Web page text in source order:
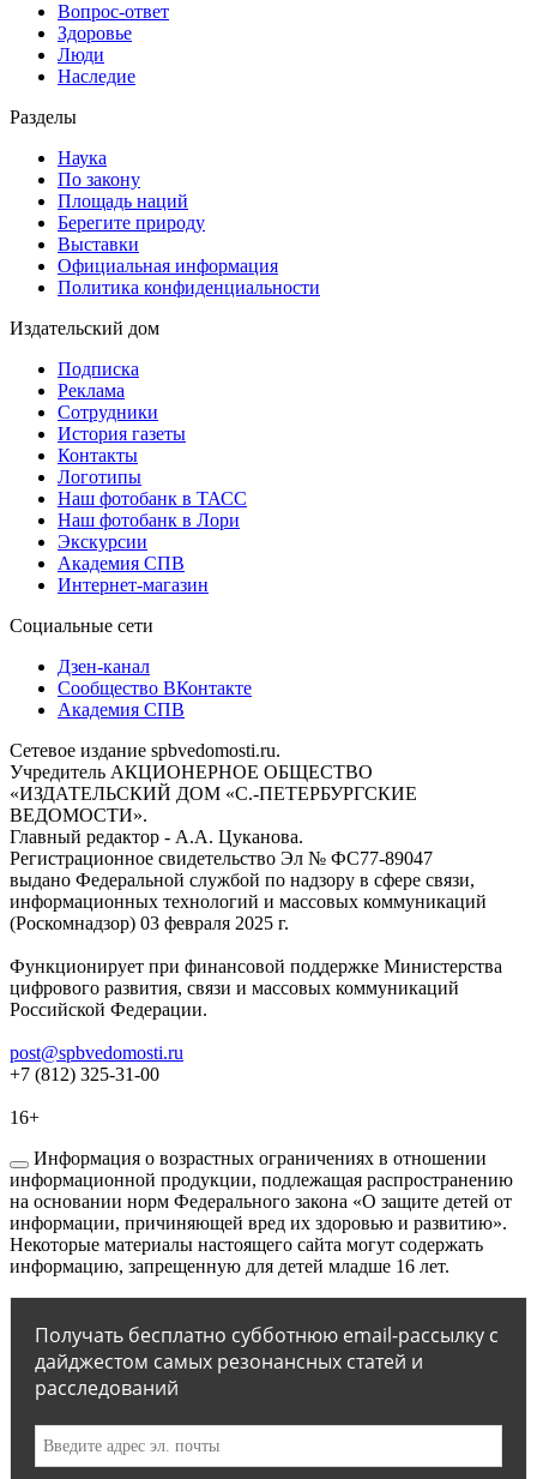
Вопрос-ответ
Здоровье
Люди
Наследие
Разделы
Наука
По закону
Площадь наций
Берегите природу
Выставки
Официальная информация
Политика конфиденциальности
Издательский дом
Подписка
Реклама
Сотрудники
История газеты
Контакты
Логотипы
Наш фотобанк в ТАСС
Наш фотобанк в Лори
Экскурсии
Академия СПВ
Интернет-магазин
Социальные сети
Дзен-канал
Сообщество ВКонтакте
Академия СПВ
Сетевое издание spbvedomosti.ru.
Учредитель АКЦИОНЕРНОЕ ОБЩЕСТВО
«ИЗДАТЕЛЬСКИЙ ДОМ «С.-ПЕТЕРБУРГСКИЕ
ВЕДОМОСТИ».
Главный редактор - А.А. Цуканова.
Регистрационное свидетельство Эл № ФС77-89047
выдано Федеральной службой по надзору в сфере связи,
информационных технологий и массовых коммуникаций
(Роскомнадзор) 03 февраля 2025 г.
Функционирует при финансовой поддержке Министерства
цифрового развития, связи и массовых коммуникаций
Российской Федерации.
post@spbvedomosti.ru
+7 (812) 325-31-00
16+
Информация о возрастных ограничениях в отношении
информационной продукции, подлежащая распространению
на основании норм Федерального закона «О защите детей от
информации, причиняющей вред их здоровью и развитию».
Некоторые материалы настоящего сайта могут содержать
информацию, запрещенную для детей младше 16 лет.
Получать бесплатно субботнюю email-рассылку с
дайджестом самых резонансных статей и
расследований